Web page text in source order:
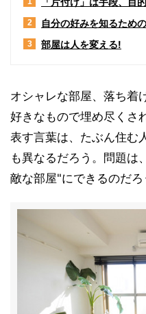
2 自分の好みを知るため
3 部屋は人を変える!
オシャレな部屋、落ち着
好きなもので埋め尽く
表す言葉は、たぶん住む
も異なるだろう。問題は
敵な部屋"にできるのだろ